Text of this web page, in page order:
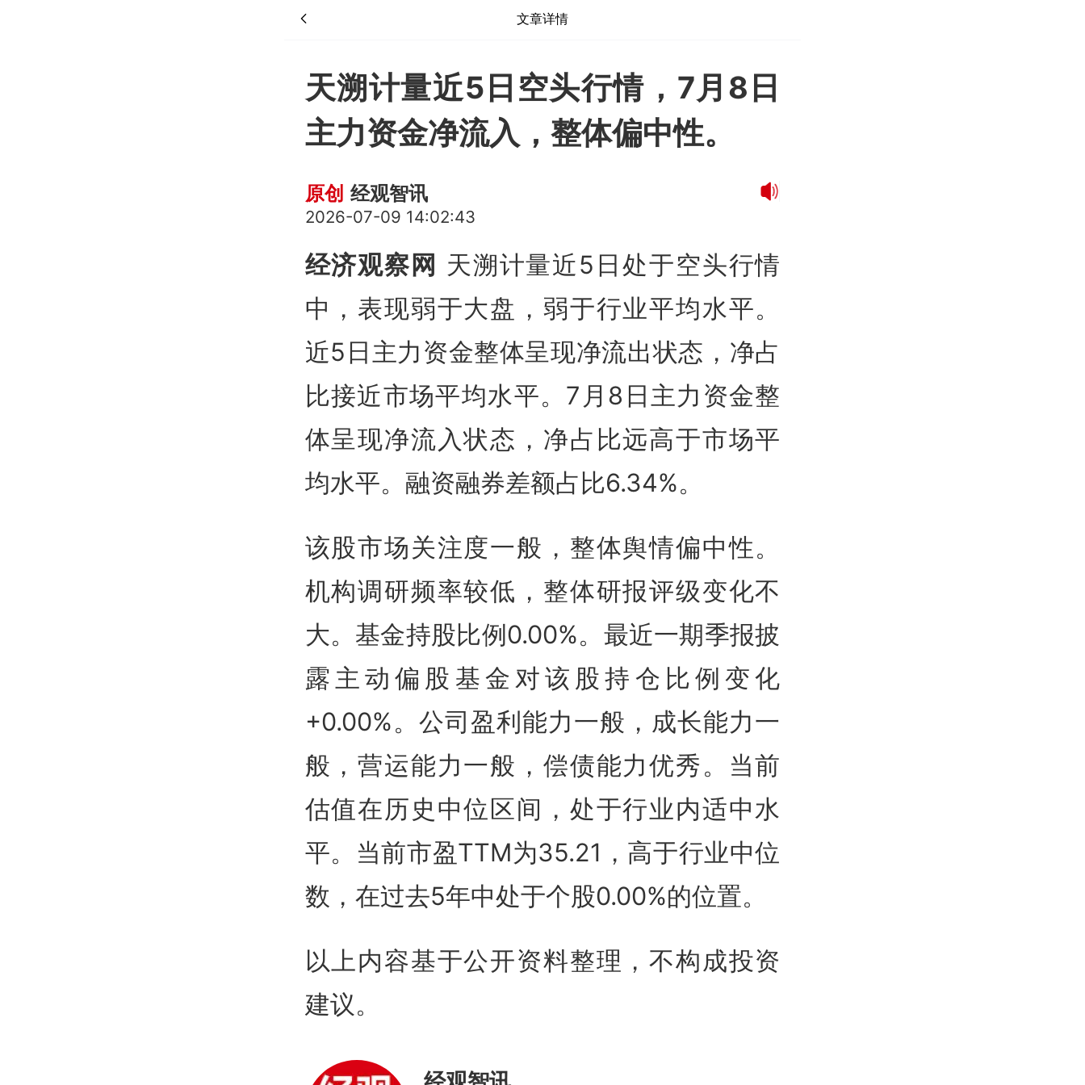
文章详情
天溯计量近5日空头行情，7月8日
主力资金净流入，整体偏中性。
原创 经观智讯
2026-07-09 14:02:43
经济观察网 天溯计量近5日处于空头行情
中，表现弱于大盘，弱于行业平均水平。
近5日主力资金整体呈现净流出状态，净占
比接近市场平均水平。7月8日主力资金整
体呈现净流入状态，净占比远高于市场平
均水平。融资融券差额占比6.34%。
该股市场关注度一般，整体舆情偏中性。
机构调研频率较低，整体研报评级变化不
大。基金持股比例0.00%。最近一期季报披
露主动偏股基金对该股持仓比例变化
+0.00%。公司盈利能力一般，成长能力一
般，营运能力一般，偿债能力优秀。当前
估值在历史中位区间，处于行业内适中水
平。当前市盈TTM为35.21，高于行业中位
数，在过去5年中处于个股0.00%的位置。
以上内容基于公开资料整理，不构成投资
建议。